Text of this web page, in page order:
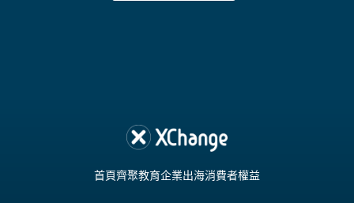
首頁齊聚教育企業出海消費者權益